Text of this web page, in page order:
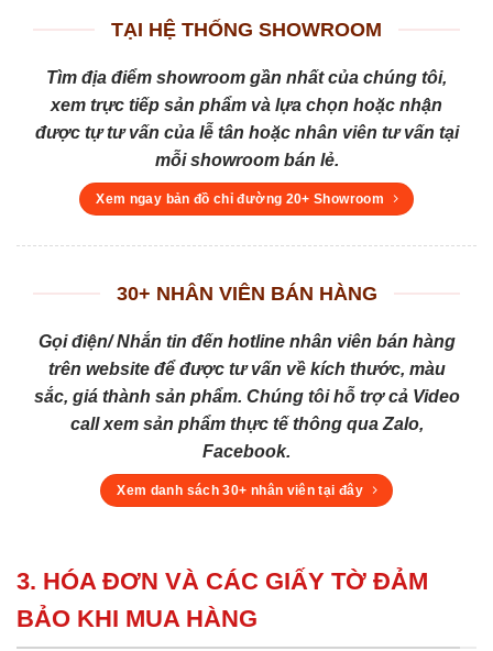
TẠI HỆ THỐNG SHOWROOM
Tìm địa điểm showroom gần nhất của chúng tôi,
xem trực tiếp sản phẩm và lựa chọn hoặc nhận
được tự tư vấn của lễ tân hoặc nhân viên tư vấn tại
mỗi showroom bán lẻ.
Xem ngay bản đồ chỉ đường 20+ Showroom
30+ NHÂN VIÊN BÁN HÀNG
Gọi điện/ Nhắn tin đến hotline nhân viên bán hàng
trên website để được tư vấn về kích thước, màu
sắc, giá thành sản phẩm. Chúng tôi hỗ trợ cả Video
call xem sản phẩm thực tế thông qua Zalo,
Facebook.
Xem danh sách 30+ nhân viên tại đây
3. HÓA ĐƠN VÀ CÁC GIẤY TỜ ĐẢM
BẢO KHI MUA HÀNG